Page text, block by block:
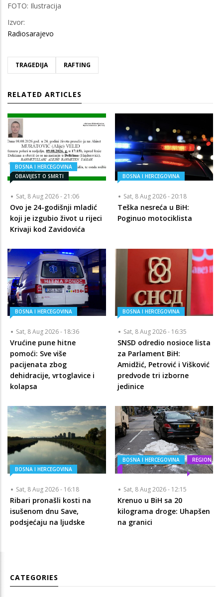
FOTO: Ilustracija
Izvor:
Radiosarajevo
TRAGEDIJA RAFTING
RELATED ARTICLES
BOSNA I HERCEGOVINA
OBAVIJEST O SMRTI
Sat, 8 Aug 2026 - 21:06
Ovo je 24-godišnji mladić
koji je izgubio život u rijeci
Krivaji kod Zavidovića
BOSNA I HERCEGOVINA
Sat, 8 Aug 2026 - 20:18
Teška nesreća u BiH:
Poginuo motociklista
BOSNA I HERCEGOVINA
Sat, 8 Aug 2026 - 18:36
Vrućine pune hitne
pomoći: Sve više
pacijenata zbog
dehidracije, vrtoglavice i
kolapsa
BOSNA I HERCEGOVINA
Sat, 8 Aug 2026 - 16:35
SNSD odredio nosioce lista
za Parlament BiH:
Amidžić, Petrović i Višković
predvode tri izborne
jedinice
BOSNA I HERCEGOVINA
Sat, 8 Aug 2026 - 16:18
Ribari pronašli kosti na
isušenom dnu Save,
podsjećaju na ljudske
BOSNA I HERCEGOVINA REGION
Sat, 8 Aug 2026 - 12:15
Krenuo u BiH sa 20
kilograma droge: Uhapšen
na granici
CATEGORIES